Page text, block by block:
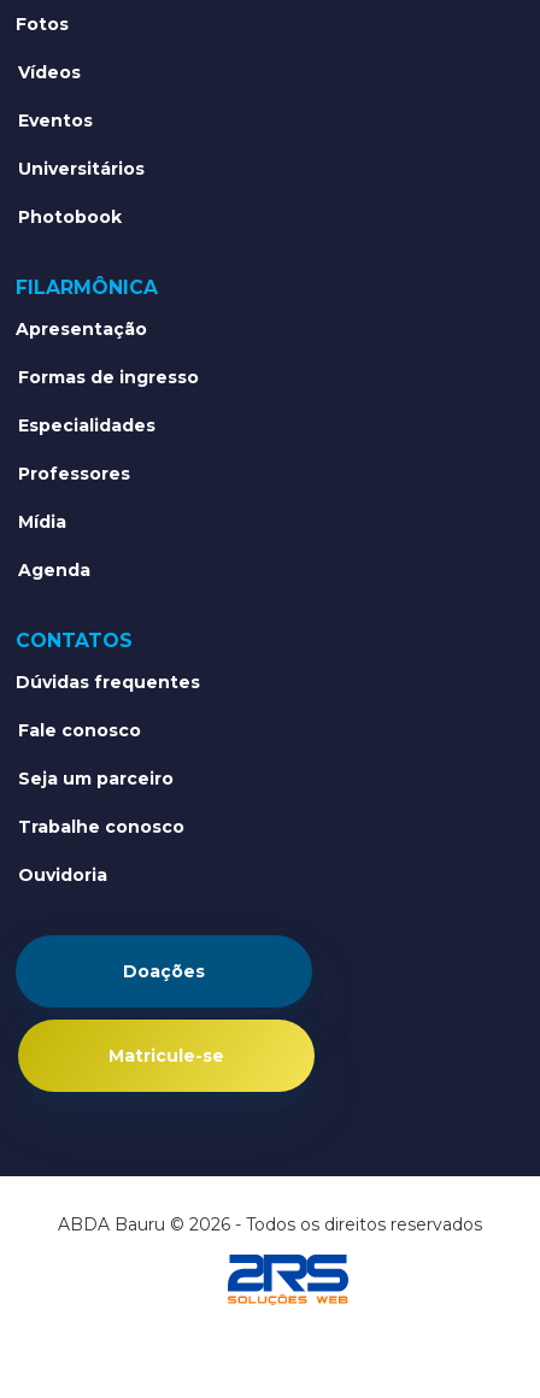
Fotos
Vídeos
Eventos
Universitários
Photobook
FILARMÔNICA
Apresentação
Formas de ingresso
Especialidades
Professores
Mídia
Agenda
CONTATOS
Dúvidas frequentes
Fale conosco
Seja um parceiro
Trabalhe conosco
Ouvidoria
Doações
Matricule-se
ABDA Bauru © 2026 - Todos os direitos reservados